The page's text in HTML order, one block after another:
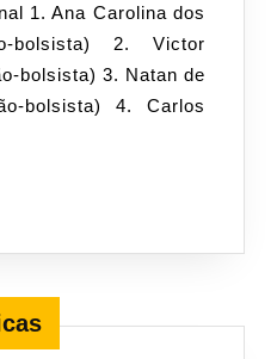
20181. Ana Carolina dos
bolsista) 2. Victor
bolsista) 3. Natan de
bolsista) 4. Carlos